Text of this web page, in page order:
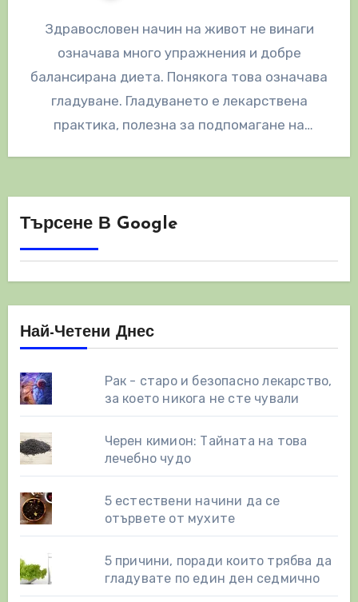
Здравословен начин на живот не винаги
означава много упражнения и добре
балансирана диета. Понякога това означава
гладуване. Гладуването е лекарствена
практика, полезна за подпомагане на
Търсене В Google
Най-Четени Днес
Рак - старо и безопасно лекарство,
за което никога не сте чували
Черен кимион: Тайната на това
лечебно чудо
5 естествени начини да се
отървете от мухите
5 причини, поради които трябва да
гладувате по един ден седмично